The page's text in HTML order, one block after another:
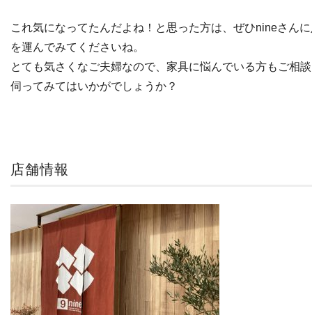
これ気になってたんだよね！と思った方は、ぜひnineさん
を運んでみてくださいね。
とても気さくなご夫婦なので、家具に悩んでいる方もご相
伺ってみてはいかがでしょうか？
店舗情報